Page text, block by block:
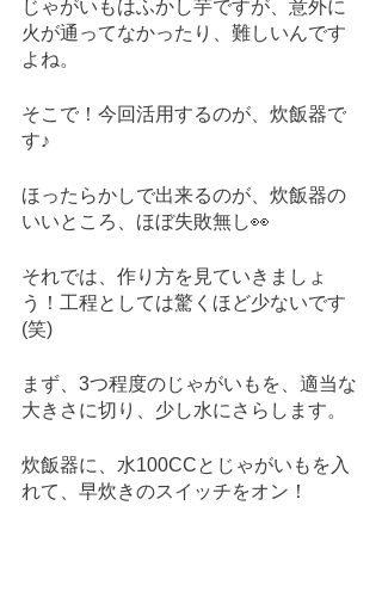
じゃがいもはふかし芋ですが、意外に
火が通ってなかったり、難しいんです
よね。
そこで！今回活用するのが、炊飯器で
す♪
ほったらかしで出来るのが、炊飯器の
いいところ、ほぼ失敗無し👀
それでは、作り方を見ていきましょ
う！工程としては驚くほど少ないです
(笑)
まず、3つ程度のじゃがいもを、適当な
大きさに切り、少し水にさらします。
炊飯器に、水100CCとじゃがいもを入
れて、早炊きのスイッチをオン！